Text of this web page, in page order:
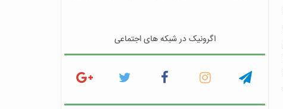
اگرونیک در شبکه های اجتماعی